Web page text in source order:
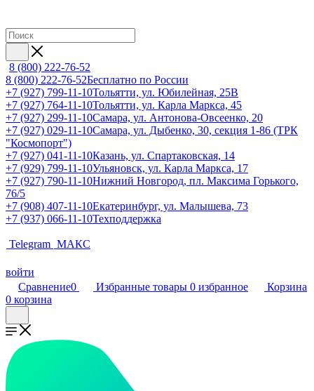
8 (800) 222-76-52
8 (800) 222-76-52Бесплатно по России
+7 (927) 799-11-10Тольятти, ул. Юбилейная, 25В
+7 (927) 764-11-10Тольятти, ул. Карла Маркса, 45
+7 (927) 299-11-10Самара, ул. Антонова-Овсеенко, 20
+7 (927) 029-11-10Самара, ул. Дыбенко, 30, секция 1-86 (ТРК
"Космопорт")
+7 (927) 041-11-10Казань, ул. Спартаковская, 14
+7 (929) 799-11-10Ульяновск, ул. Карла Маркса, 17
+7 (927) 790-11-10Нижний Новгород, пл. Максима Горького,
76/5
+7 (908) 407-11-10Екатеринбург, ул. Малышева, 73
+7 (937) 066-11-10Техподдержка
Telegram МАКС
войти
Сравнение0 Избранные товары 0 избранное
Корзина
0 корзина